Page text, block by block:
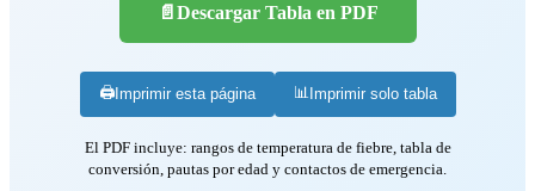
📄 Descargar Tabla en PDF
🖨️Imprimir esta página 📊Imprimir solo tabla
El PDF incluye: rangos de temperatura de fiebre, tabla de
conversión, pautas por edad y contactos de emergencia.